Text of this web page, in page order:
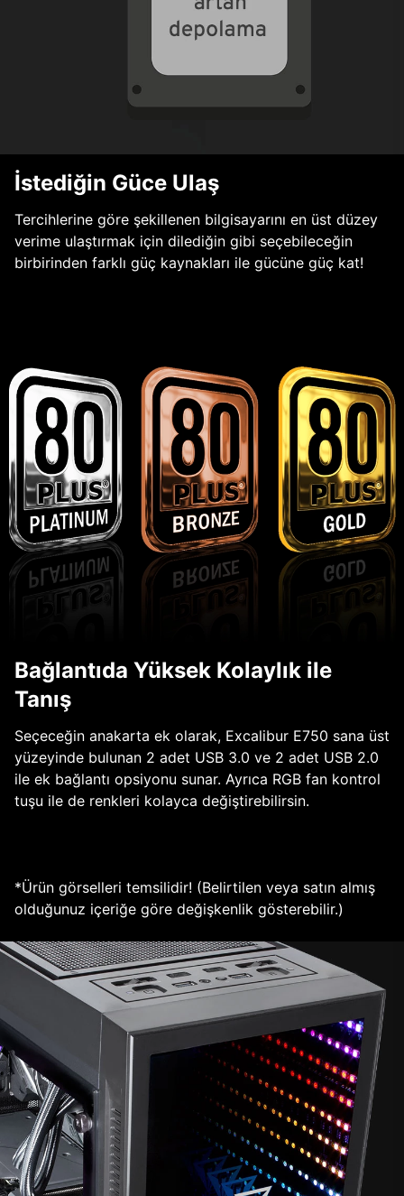
İstediğin Güce Ulaş
Tercihlerine göre şekillenen bilgisayarını en üst düzey
verime ulaştırmak için dilediğin gibi seçebileceğin
birbirinden farklı güç kaynakları ile gücüne güç kat!
Bağlantıda Yüksek Kolaylık ile
Tanış
Seçeceğin anakarta ek olarak, Excalibur E750 sana üst
yüzeyinde bulunan 2 adet USB 3.0 ve 2 adet USB 2.0
ile ek bağlantı opsiyonu sunar. Ayrıca RGB fan kontrol
tuşu ile de renkleri kolayca değiştirebilirsin.
*Ürün görselleri temsilidir! (Belirtilen veya satın almış
olduğunuz içeriğe göre değişkenlik gösterebilir.)